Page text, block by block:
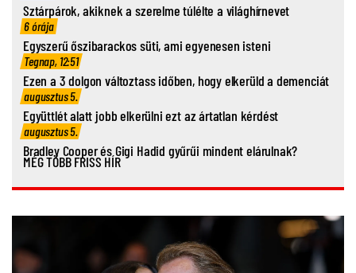
Sztárpárok, akiknek a szerelme túlélte a világhírnevet
6 órája
Egyszerű őszibarackos süti, ami egyenesen isteni
Tegnap, 12:51
Ezen a 3 dolgon változtass időben, hogy elkerüld a demenciát
augusztus 5.
Együttlét alatt jobb elkerülni ezt az ártatlan kérdést
augusztus 5.
Bradley Cooper és Gigi Hadid gyűrűi mindent elárulnak?
MÉG TÖBB FRISS HÍR